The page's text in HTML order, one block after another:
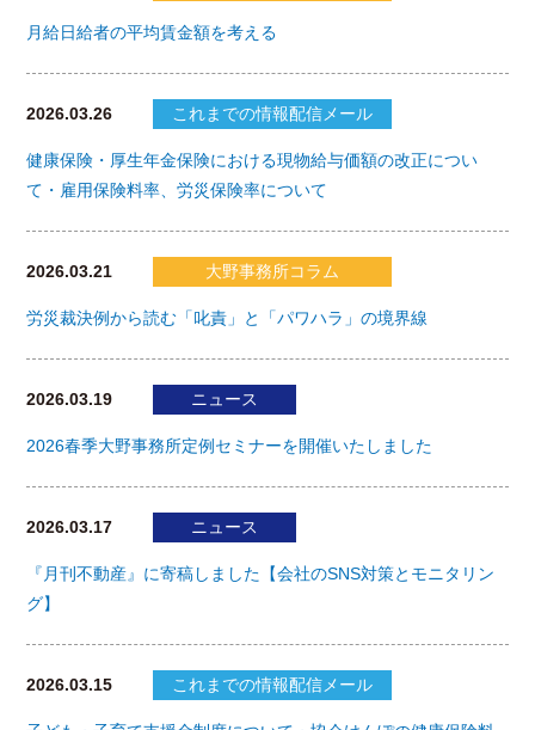
月給日給者の平均賃金額を考える
2026.03.26 これまでの情報配信メール
健康保険・厚生年金保険における現物給与価額の改正につい
て・雇用保険料率、労災保険率について
2026.03.21 大野事務所コラム
労災裁決例から読む「叱責」と「パワハラ」の境界線
2026.03.19 ニュース
2026春季大野事務所定例セミナーを開催いたしました
2026.03.17 ニュース
『月刊不動産』に寄稿しました【会社のSNS対策とモニタリン
グ】
2026.03.15 これまでの情報配信メール